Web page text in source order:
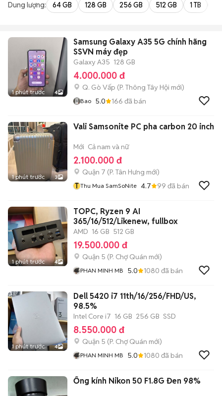
Dung lượng: 64 GB 128 GB 256 GB 512 GB 1 TB
1 phút trước 4
Samsung Galaxy A35 5G chính hãng
SSVN máy đẹp
Galaxy A35 128 GB
4.000.000 đ
Q. Gò Vấp (P. Thông Tây Hội mới)
Bao 5.0 166 đã bán
1 phút trước 3
Vali Samsonite PC pha carbon 20 inch
Mới Cả nam và nữ
2.100.000 đ
Quận 7 (P. Tân Hưng mới)
T Thu Mua SamSoNite 4.7 99 đã bán
1 phút trước 4
TOPC, Ryzen 9 AI
365/16/512/Likenew, fullbox
AMD 16 GB 512 GB
19.500.000 đ
Quận 5 (P. Chợ Quán mới)
PHAN MINH MB 5.0 1080 đã bán
1 phút trước 4
Dell 5420 i7 11th/16/256/FHD/US,
98.5%
Intel Core i7 16 GB 256 GB SSD
8.550.000 đ
Quận 5 (P. Chợ Quán mới)
PHAN MINH MB 5.0 1080 đã bán
Ống kính Nikon 50 F1.8G Đen 98%